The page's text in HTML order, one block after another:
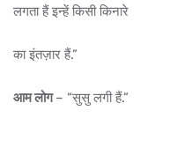
लगता हैं इन्हें किसी किनारे
का इंतज़ार हैं.”
आम लोग– “सुसु लगी हैं.”